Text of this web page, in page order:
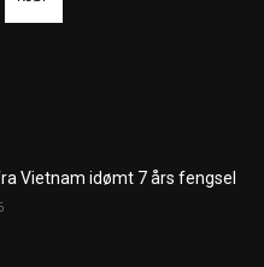
Vietnam idømt 7 års fengsel